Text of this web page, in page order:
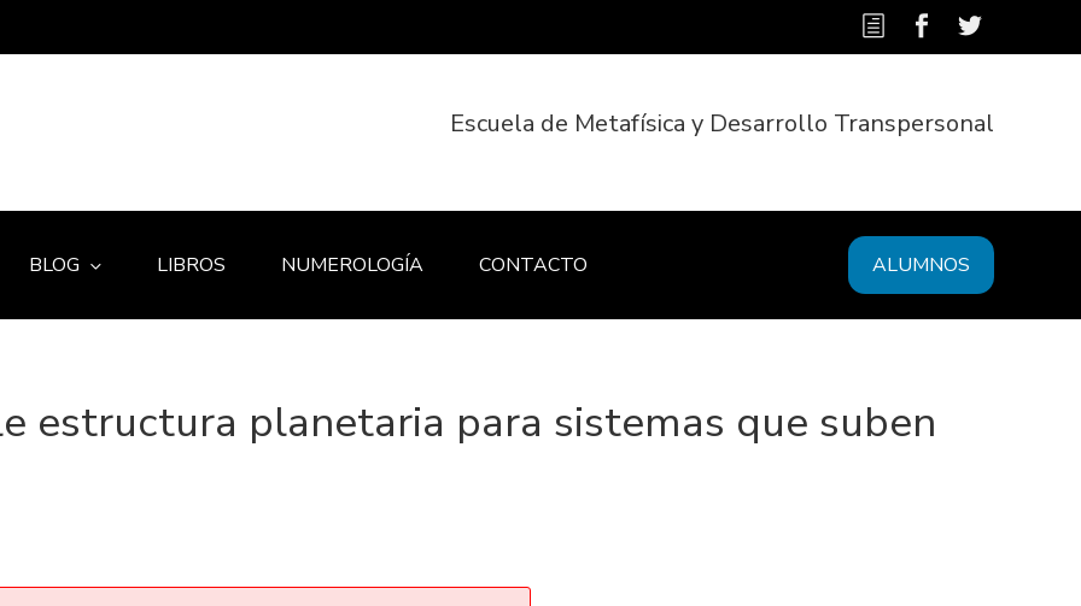
Escuela de Metafísica y Desarrollo Transpersonal
BLOG LIBROS NUMEROLOGÍA CONTACTO ALUMNOS
estructura planetaria para sistemas que suben